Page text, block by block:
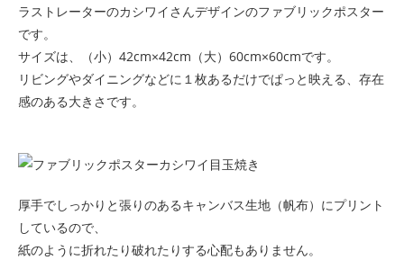
ラストレーターのカシワイさんデザインのファブリックポスター
です。
サイズは、（小）42cm×42cm（大）60cm×60cmです。
リビングやダイニングなどに１枚あるだけでぱっと映える、存在
感のある大きさです。
厚手でしっかりと張りのあるキャンバス生地（帆布）にプリント
しているので、
紙のように折れたり破れたりする心配もありません。